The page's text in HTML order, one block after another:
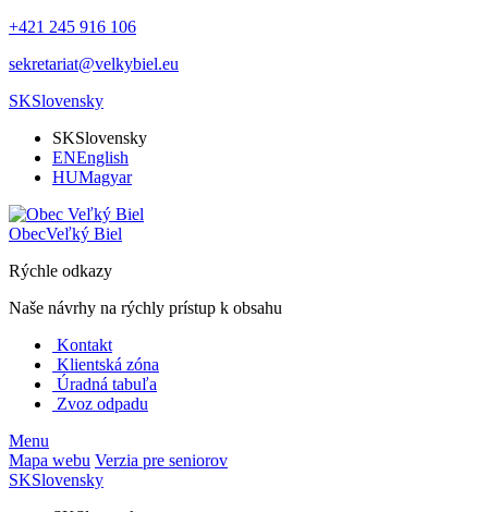
+421 245 916 106
sekretariat@velkybiel.eu
SKSlovensky
SKSlovensky
ENEnglish
HUMagyar
ObecVeľký Biel
Rýchle odkazy
Naše návrhy na rýchly prístup k obsahu
Kontakt
Klientská zóna
Úradná tabuľa
Zvoz odpadu
Menu
Mapa webu Verzia pre seniorov
SKSlovensky